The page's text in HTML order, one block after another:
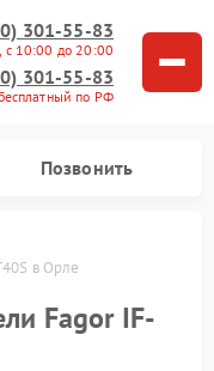
301-55-83
с 10:00 до 20:00
301-55-83
по РФ
Позвонить
в Орле
Fagor IF-